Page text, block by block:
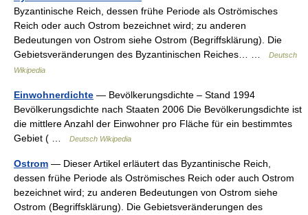
Byzantinische Reich, dessen frühe Periode als Oströmisches
Reich oder auch Ostrom bezeichnet wird; zu anderen
Bedeutungen von Ostrom siehe Ostrom (Begriffsklärung). Die
Gebietsveränderungen des Byzantinischen Reiches… …
Deutsch
Wikipedia
Einwohnerdichte — Bevölkerungsdichte – Stand 1994
Bevölkerungsdichte nach Staaten 2006 Die Bevölkerungsdichte ist
die mittlere Anzahl der Einwohner pro Fläche für ein bestimmtes
Gebiet ( …
Deutsch Wikipedia
Ostrom — Dieser Artikel erläutert das Byzantinische Reich,
dessen frühe Periode als Oströmisches Reich oder auch Ostrom
bezeichnet wird; zu anderen Bedeutungen von Ostrom siehe
Ostrom (Begriffsklärung). Die Gebietsveränderungen des